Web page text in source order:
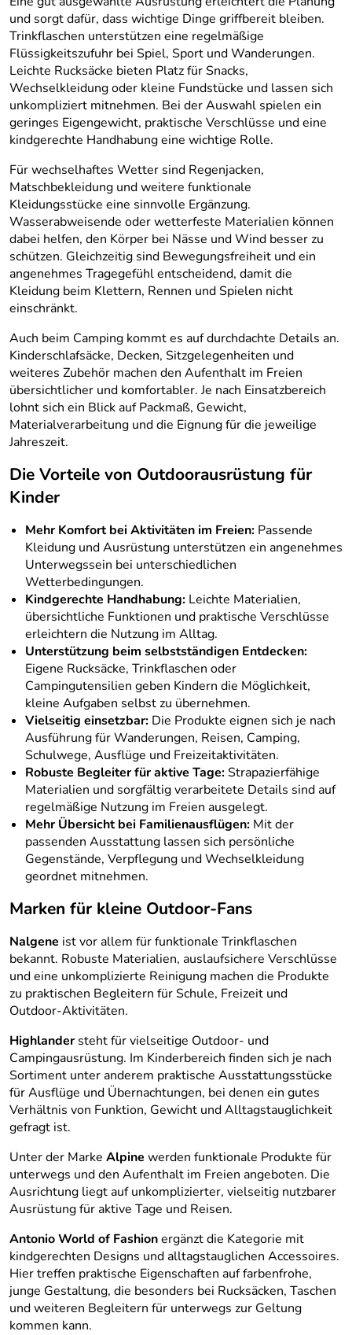
und sorgt dafür, dass wichtige Dinge griffbereit bleiben.
Trinkflaschen unterstützen eine regelmäßige
Flüssigkeitszufuhr bei Spiel, Sport und Wanderungen.
Leichte Rucksäcke bieten Platz für Snacks,
Wechselkleidung oder kleine Fundstücke und lassen sich
unkompliziert mitnehmen. Bei der Auswahl spielen ein
geringes Eigengewicht, praktische Verschlüsse und eine
kindgerechte Handhabung eine wichtige Rolle.
Für wechselhaftes Wetter sind Regenjacken,
Matschbekleidung und weitere funktionale
Kleidungsstücke eine sinnvolle Ergänzung.
Wasserabweisende oder wetterfeste Materialien können
dabei helfen, den Körper bei Nässe und Wind besser zu
schützen. Gleichzeitig sind Bewegungsfreiheit und ein
angenehmes Tragegefühl entscheidend, damit die
Kleidung beim Klettern, Rennen und Spielen nicht
einschränkt.
Auch beim Camping kommt es auf durchdachte Details an.
Kinderschlafsäcke, Decken, Sitzgelegenheiten und
weiteres Zubehör machen den Aufenthalt im Freien
übersichtlicher und komfortabler. Je nach Einsatzbereich
lohnt sich ein Blick auf Packmaß, Gewicht,
Materialverarbeitung und die Eignung für die jeweilige
Jahreszeit.
Die Vorteile von Outdoorausrüstung für
Kinder
Mehr Komfort bei Aktivitäten im Freien: Passende
Kleidung und Ausrüstung unterstützen ein angenehmes
Unterwegssein bei unterschiedlichen
Wetterbedingungen.
Kindgerechte Handhabung: Leichte Materialien,
übersichtliche Funktionen und praktische Verschlüsse
erleichtern die Nutzung im Alltag.
Unterstützung beim selbstständigen Entdecken:
Eigene Rucksäcke, Trinkflaschen oder
Campingutensilien geben Kindern die Möglichkeit,
kleine Aufgaben selbst zu übernehmen.
Vielseitig einsetzbar: Die Produkte eignen sich je nach
Ausführung für Wanderungen, Reisen, Camping,
Schulwege, Ausflüge und Freizeitaktivitäten.
Robuste Begleiter für aktive Tage:Strapazierfähige
Materialien und sorgfältig verarbeitete Details sind auf
regelmäßige Nutzung im Freien ausgelegt.
Mehr Übersicht bei Familienausflügen: Mit der
passenden Ausstattung lassen sich persönliche
Gegenstände, Verpflegung und Wechselkleidung
geordnet mitnehmen.
Marken für kleine Outdoor-Fans
Nalgene ist vor allem für funktionale Trinkflaschen
bekannt. Robuste Materialien, auslaufsichere Verschlüsse
und eine unkomplizierte Reinigung machen die Produkte
zu praktischen Begleitern für Schule, Freizeit und
Outdoor-Aktivitäten.
Highlandersteht für vielseitige Outdoor- und
Campingausrüstung. Im Kinderbereich finden sich je nach
Sortiment unter anderem praktische Ausstattungsstücke
für Ausflüge und Übernachtungen, bei denen ein gutes
Verhältnis von Funktion, Gewicht und Alltagstauglichkeit
gefragt ist.
Unter der Marke Alpine werden funktionale Produkte für
unterwegs und den Aufenthalt im Freien angeboten. Die
Ausrichtung liegt auf unkomplizierter, vielseitig nutzbarer
Ausrüstung für aktive Tage und Reisen.
Antonio World of Fashionergänzt die Kategorie mit
kindgerechten Designs und alltagstauglichen Accessoires.
Hier treffen praktische Eigenschaften auf farbenfrohe,
junge Gestaltung, die besonders bei Rucksäcken, Taschen
und weiteren Begleitern für unterwegs zur Geltung
kommen kann.